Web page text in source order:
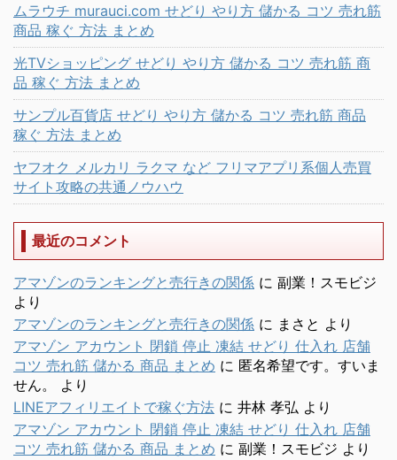
ムラウチ murauci.com せどり やり方 儲かる コツ 売れ筋
商品 稼ぐ 方法 まとめ
光TVショッピング せどり やり方 儲かる コツ 売れ筋 商
品 稼ぐ 方法 まとめ
サンプル百貨店 せどり やり方 儲かる コツ 売れ筋 商品
稼ぐ 方法 まとめ
ヤフオク メルカリ ラクマ など フリマアプリ系個人売買
サイト攻略の共通ノウハウ
最近のコメント
アマゾンのランキングと売行きの関係 に 副業！スモビジ
より
アマゾンのランキングと売行きの関係 に まさと より
アマゾン アカウント 閉鎖 停止 凍結 せどり 仕入れ 店舗
コツ 売れ筋 儲かる 商品 まとめ に 匿名希望です。すいま
せん。
より
LINEアフィリエイトで稼ぐ方法 に 井林 孝弘 より
アマゾン アカウント 閉鎖 停止 凍結 せどり 仕入れ 店舗
コツ 売れ筋 儲かる 商品 まとめ に 副業！スモビジ より